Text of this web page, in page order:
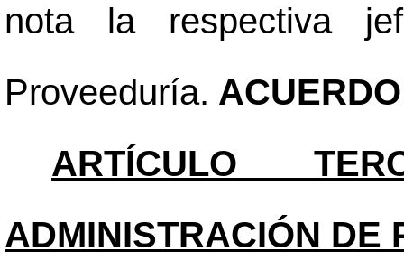
nota la respectiva
Proveeduría.
ARTÍCULO
ADMINISTRACIÓN DE